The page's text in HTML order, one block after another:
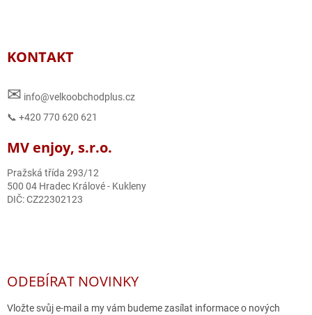
KONTAKT
✉ info@velkoobchodplus.cz
📞 +420 770 620 621
MV enjoy, s.r.o.
Pražská třída 293/12
500 04 Hradec Králové - Kukleny
DIČ: CZ22302123
ODEBÍRAT NOVINKY
Vložte svůj e-mail a my vám budeme zasílat informace o nových